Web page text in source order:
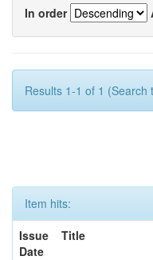
In order
Results 1-1 of 1 (Search
Item hits:
Issue
Date
Title